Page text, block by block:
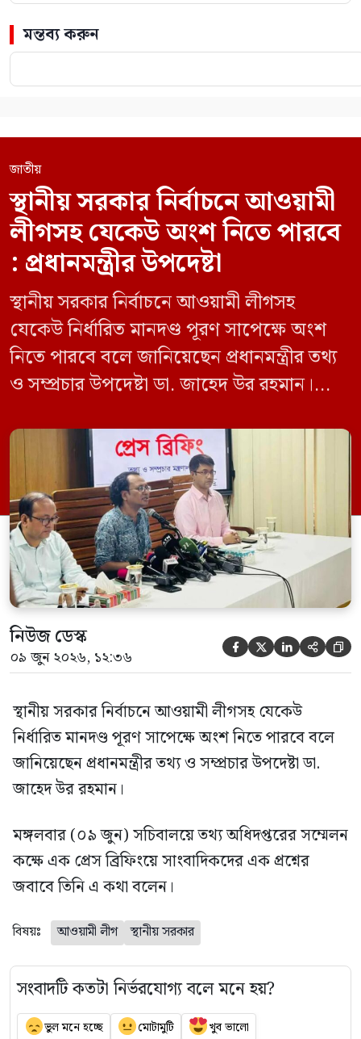
মন্তব্য করুন
জাতীয়
স্থানীয় সরকার নির্বাচনে আওয়ামী
লীগসহ যেকেউ অংশ নিতে পারবে
: প্রধানমন্ত্রীর উপদেষ্টা
স্থানীয় সরকার নির্বাচনে আওয়ামী লীগসহ
যেকেউ নির্ধারিত মানদণ্ড পূরণ সাপেক্ষে অংশ
নিতে পারবে বলে জানিয়েছেন প্রধানমন্ত্রীর তথ্য
ও সম্প্রচার উপদেষ্টা ডা. জাহেদ উর রহমান।
সম্মেলন কক্ষে এক প্রেস ব্রিফিংয়ে সাংবাদিকদের
এক প্রশ্নের জবাবে তিনি এ কথা বলেন।
নিউজ ডেস্ক
০৯ জুন ২০২৬, ১২:৩৬     
স্থানীয় সরকার নির্বাচনে আওয়ামী লীগসহ যেকেউ
নির্ধারিত মানদণ্ড পূরণ সাপেক্ষে অংশ নিতে পারবে বলে
জানিয়েছেন প্রধানমন্ত্রীর তথ্য ও সম্প্রচার উপদেষ্টা ডা.
জাহেদ উর রহমান।
মঙ্গলবার (০৯ জুন) সচিবালয়ে তথ্য অধিদপ্তরের সম্মেলন
কক্ষে এক প্রেস ব্রিফিংয়ে সাংবাদিকদের এক প্রশ্নের
জবাবে তিনি এ কথা বলেন।
বিষয়ঃ আওয়ামী লীগ স্থানীয় সরকার
সংবাদটি কতটা নির্ভরযোগ্য বলে মনে হয়?
ভুল মনে হচ্ছে মোটামুটি খুব ভালো